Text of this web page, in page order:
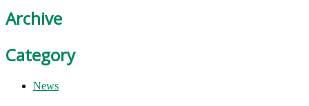
Archive
Category
News